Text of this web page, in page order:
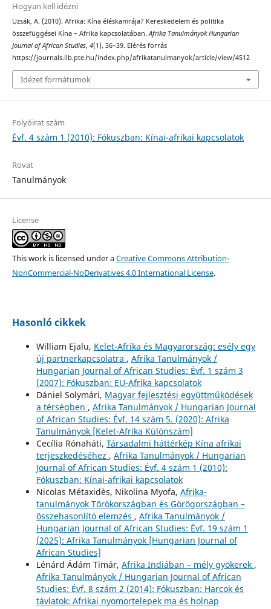
Hogyan kell idézni
Uzsák, A. (2010). Afrika: Kína éléskamrája? Kereskedelem és politika
összefüggései Kína – Afrika kapcsolatában.Afrika Tanulmányok Hungarian
Journal of African Studies, 4(1), 36–39. Elérés forrás
https://journals.lib.pte.hu/index.php/afrikatanulmanyok/article/view/4512
Idézet formátumok
Folyóirat szám
Évf. 4 szám 1 (2010): Fókuszban: Kínai-afrikai kapcsolatok
Rovat
Tanulmányok
License
This work is licensed under aCreative Commons Attribution-
NonCommercial-NoDerivatives 4.0 International License.
Hasonló cikkek
William Ejalu, Kelet-Afrika és Magyarország: esély egy
új partnerkapcsolatra , Afrika Tanulmányok /
Hungarian Journal of African Studies: Évf. 1 szám 3
(2007): Fókuszban: EU-Afrika kapcsolatok
Dániel Solymári, Magyar fejlesztési együttműködések
a térségben , Afrika Tanulmányok / Hungarian Journal
of African Studies: Évf. 14 szám 5. (2020): Afrika
Tanulmányok [Kelet-Afrika Különszám]
Cecília Rónaháti, Társadalmi háttérkép Kína afrikai
terjeszkedéséhez , Afrika Tanulmányok / Hungarian
Journal of African Studies: Évf. 4 szám 1 (2010):
Fókuszban: Kínai-afrikai kapcsolatok
Nicolas Métaxidès, Nikolina Myofa, Afrika-
tanulmányok Törökországban és Görögországban –
összehasonlító elemzés , Afrika Tanulmányok /
Hungarian Journal of African Studies: Évf. 19 szám 1
(2025): Afrika Tanulmányok [Hungarian Journal of
African Studies]
Lénárd Ádám Timár, Afrika Indiában – mély gyökerek ,
Afrika Tanulmányok / Hungarian Journal of African
Studies: Évf. 8 szám 2 (2014): Fókuszban: Harcok és
távlatok: Afrikai nyomortelepek ma és holnap